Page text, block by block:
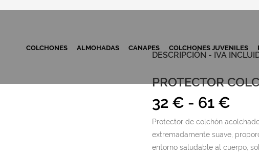
COLCHONES ALMOHADAS CANAPES COLCHONES JUVENILES
DESCRIPCIÓN - IVA
PROTECTOR
32 € - 61 €
de
Protector de colchón
extremadamente suave,
entorno saludable al cuerpo,